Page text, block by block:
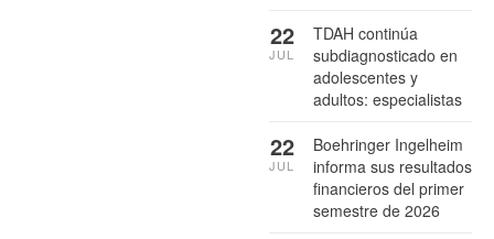
TDAH continúa
subdiagnosticado en
adolescentes y
adultos: especialistas
22
JUL
Boehringer Ingelheim
informa sus resultados
financieros del primer
semestre de 2026
22
JUL